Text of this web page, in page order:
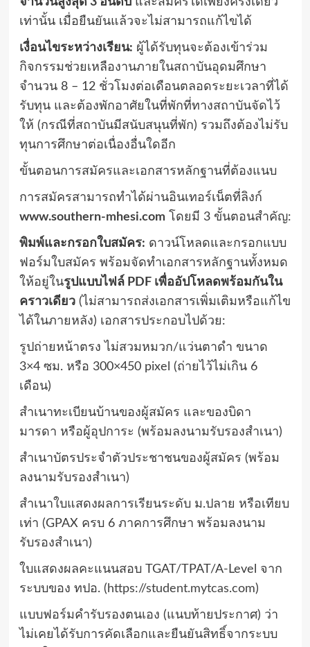
เท่านั้น เมื่อยืนยันแล้วจะไม่สามารถแก้ไขได้
เงื่อนไขระหว่างเรียน: ผู้ได้รับทุนจะต้องเข้าร่วม
กิจกรรมช่วยเหลืองานภายในสถาบันอุดมศึกษา
จำนวน 8 – 12 ชั่วโมงต่อเดือนตลอดระยะเวลาที่ได้
รับทุน และต้องพักอาศัยในที่พักที่ทางสถาบันจัดไว้
ให้ (กรณีที่สถาบันมีสนับสนุนที่พัก) รวมถึงต้องไม่รับ
ทุนการศึกษาต่อเนื่องอื่นใดอีก
ขั้นตอนการสมัครและเอกสารหลักฐานที่ต้องแนบ
การสมัครสามารถทำได้ผ่านอินเทอร์เน็ตที่ลิงก์
www.southern-mhesi.com
โดยมี 3 ขั้นตอนสำคัญ:
พิมพ์และกรอกใบสมัคร: ดาวน์โหลดและกรอกแบบ
ฟอร์มใบสมัคร พร้อมจัดทำเอกสารหลักฐานทั้งหมด
ให้อยู่ในรูปแบบไฟล์ PDF เพื่ออัปโหลดพร้อมกันใน
คราวเดียว(ไม่สามารถส่งเอกสารเพิ่มเติมหรือแก้ไข
ได้ในภายหลัง) เอกสารประกอบไปด้วย:
รูปถ่ายหน้าตรง ไม่สวมหมวก/แว่นตาดำ ขนาด
3×4 ซม. หรือ 300×450 pixel (ถ่ายไว้ไม่เกิน 6
เดือน)
สำเนาทะเบียนบ้านของผู้สมัคร และของบิดา
มารดา หรือผู้อุปการะ (พร้อมลงนามรับรองสำเนา)
สำเนาบัตรประจำตัวประชาชนของผู้สมัคร (พร้อม
ลงนามรับรองสำเนา)
สำเนาใบแสดงผลการเรียนระดับ ม.ปลาย หรือเทียบ
เท่า (GPAX ครบ 6 ภาคการศึกษา พร้อมลงนาม
รับรองสำเนา)
ใบแสดงผลคะแนนสอบ TGAT/TPAT/A-Level จาก
ระบบของ ทปอ. ( https://student.mytcas.com)
แบบฟอร์มคำรับรองตนเอง (แนบท้ายประกาศ) ว่า
ไม่เคยได้รับการคัดเลือกและยืนยันสิทธิ์จากระบบ